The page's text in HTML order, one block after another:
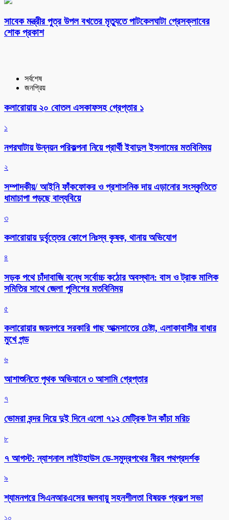
সাবেক মন্ত্রীর পুত্র উপল বখতের মৃত্যুতে পাটকেলঘাটা প্রেসক্লাবের
শোক প্রকাশ
সর্বশেষ
জনপ্রিয়
কলারোয়ায় ২০ বোতল এসকাফসহ গ্রেপ্তার ১
১
নগরঘাটায় উন্নয়ন পরিকল্পনা নিয়ে প্রার্থী ইবাদুল ইসলামের মতবিনিময়
২
সম্পাদকীয়/ আইনি ফাঁকফোকর ও প্রশাসনিক দায় এড়ানোর সংস্কৃতিতে
ধামাচাপা পড়ছে বাল্যবিয়ে
৩
কলারোয়ায় দুর্বৃত্তের কোপে নিঃস্ব কৃষক, থানায় অভিযোগ
৪
সড়ক পথে চাঁদাবাজি বন্ধে সর্বোচ্চ কঠোর অবস্থান: বাস ও ট্রাক মালিক
সমিতির সাথে জেলা পুলিশের মতবিনিময়
৫
কলারোয়ার জয়নগরে সরকারি গাছ আত্মসাতের চেষ্টা, এলাকাবাসীর বাধার
মুখে পন্ড
৬
আশাশুনিতে পৃথক অভিযানে ৩ আসামি গ্রেপ্তার
৭
ভোমরা বন্দর দিয়ে দুই দিনে এলো ৭১২ মেট্রিক টন কাঁচা মরিচ
৮
৭ আগস্ট: ন্যাশনাল লাইটহাউস ডে-সমুদ্রপথের নীরব পথপ্রদর্শক
৯
শ্যামনগরে সিএনআরএসের জলবায়ু সহনশীলতা বিষয়ক প্রকল্প সভা
১০